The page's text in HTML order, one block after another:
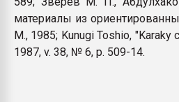
материалы из
М., 1985; Kunugi Тоshiо, "Karaky
1987, v. 38, № 6, p. 509-14.